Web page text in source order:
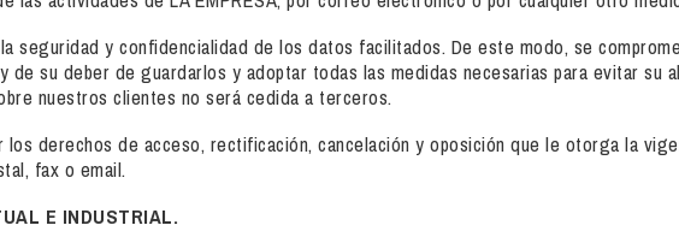
seguridad y confidencialidad de los datos facilitados. De este modo, se
su deber de guardarlos y adoptar todas las medidas necesarias para evitar
nuestros clientes no será cedida a terceros.
derechos de acceso, rectificación, cancelación y oposición que le otorga la
fax o email.
E INDUSTRIAL.